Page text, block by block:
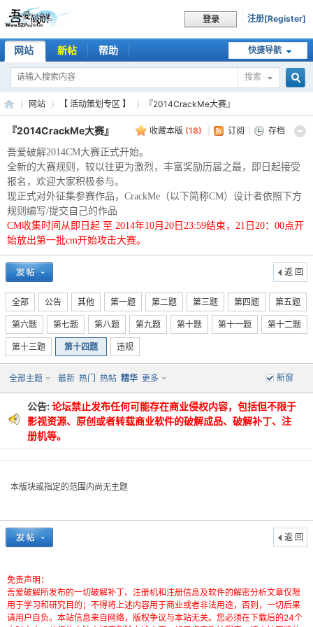
登录 注册[Register]
快捷导航
网站 新帖 帮助
搜索
吾
解
»
网站
›
【 活动策划专区 】
›
『2014CrackMe大赛』
收藏本版 (18) 订阅 存档
『2014CrackMe大赛』
吾爱破解2014CM大赛正式开始。
全新的大赛规则，较以往更为激烈，丰富奖励历届之最，即日起接受
报名，欢迎大家积极参与。
现正式对外征集参赛作品，CrackMe（以下简称CM）设计者依照下方
规则编写/提交自己的作品
CM收集时间从即日起 至 2014年10月20日23:59结束，21日20：00点开
始放出第一批cm开始攻击大赛。
返 回
全部 公告 其他 第一题 第二题 第三题 第四题 第五题
第六题 第七题 第八题 第九题 第十题 第十一题 第十二题
第十三题 第十四题 违规
新窗
全部主题 最新 热门 热帖 精华 更多
公告:论坛禁止发布任何可能存在商业侵权内容，包括但不限于
影视资源、原创或者转载商业软件的破解成品、破解补丁、注
册机等。
本版块或指定的范围内尚无主题
返 回
免责声明：
吾爱破解所发布的一切破解补丁、注册机和注册信息及软件的解密分析文章仅限
用于学习和研究目的；不得将上述内容用于商业或者非法用途，否则，一切后果
请用户自负。本站信息来自网络，版权争议与本站无关。您必须在下载后的24个